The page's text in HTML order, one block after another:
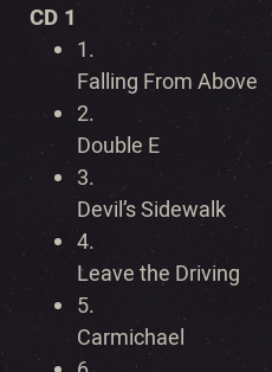
CD 1
1.
Falling From Above
2.
Double E
3.
Devil’s Sidewalk
4.
Leave the Driving
5.
Carmichael